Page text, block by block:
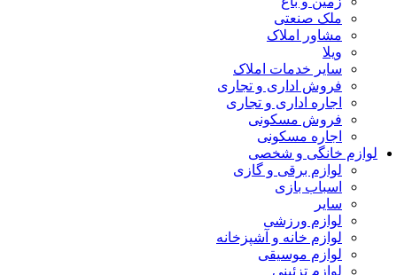
ملک صنعتی
مشاور املاک
ویلا
سایر خدمات املاک
فروش اداری و تجاری
اجاره اداری و تجاری
فروش مسکونی
اجاره مسکونی
لوازم خانگی و شخصی
لوازم برقی و گازی
اسباب بازی
سایر
لوازم ورزشی
لوازم خانه و آشپزخانه
لوازم موسیقی
لوازم تزئینی